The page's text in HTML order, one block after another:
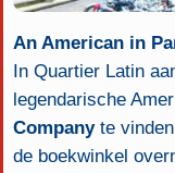
An American in
In Quartier Latin
legendarische
Companyte
de boekwinkel